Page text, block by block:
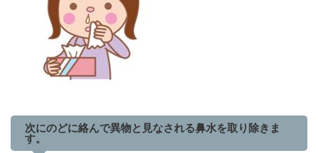
次にのどに絡んで異物と見なされる鼻水を取り除きま
す。